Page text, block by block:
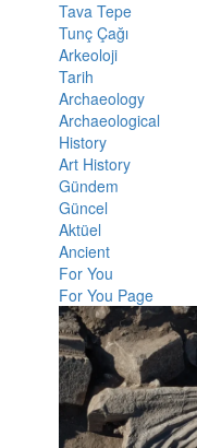
Tava Tepe
Tunç Çağı
Arkeoloji
Tarih
Archaeology
Archaeological
History
Art History
Gündem
Güncel
Aktüel
Ancient
For You
For You Page